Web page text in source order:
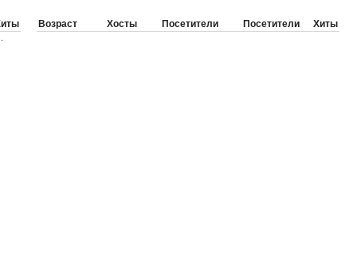
Возраст Хосты Посетители Посетители
Хиты